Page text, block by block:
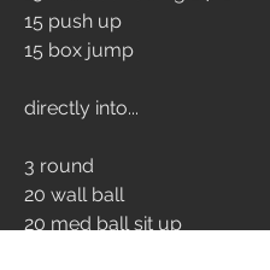
15 push up
15 box jump
directly into...
3 round
20 wall ball
20 med ball sit up